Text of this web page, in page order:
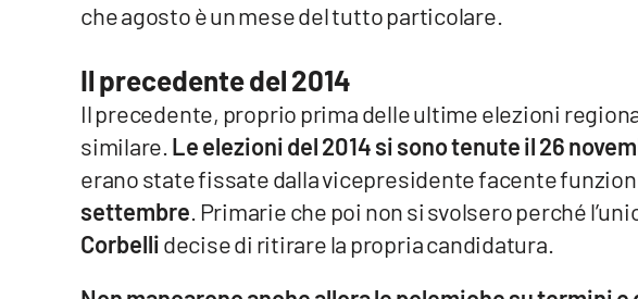
Lamezia Terme
Buona Sanità Calabria
che agosto è un mese del tutto particolare.
Il precedente del 2014
Il precedente, proprio prima delle ultime elezioni
similare. Le elezioni del 2014 si sono tenute il 26
erano state fissate dalla vicepresidente facente
settembre . Primarie che poi non si svolsero perché
Corbellidecise di ritirare la propria candidatura.